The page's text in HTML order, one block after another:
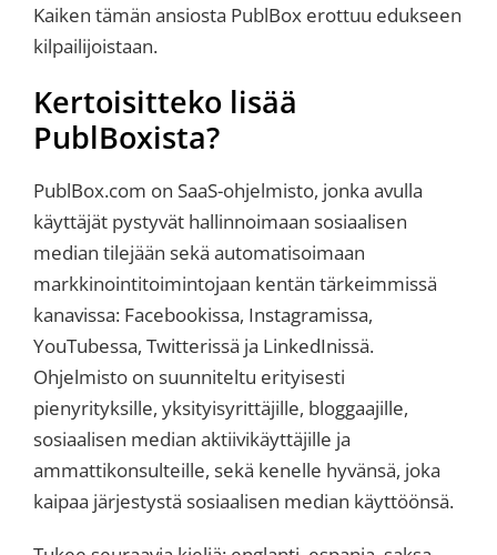
Kaiken tämän ansiosta PublBox erottuu edukseen
kilpailijoistaan.
Kertoisitteko lisää
PublBoxista?
PublBox.com on SaaS-ohjelmisto, jonka avulla
käyttäjät pystyvät hallinnoimaan sosiaalisen
median tilejään sekä automatisoimaan
markkinointitoimintojaan kentän tärkeimmissä
kanavissa: Facebookissa, Instagramissa,
YouTubessa, Twitterissä ja LinkedInissä.
Ohjelmisto on suunniteltu erityisesti
pienyrityksille, yksityisyrittäjille, bloggaajille,
sosiaalisen median aktiivikäyttäjille ja
ammattikonsulteille, sekä kenelle hyvänsä, joka
kaipaa järjestystä sosiaalisen median käyttöönsä.